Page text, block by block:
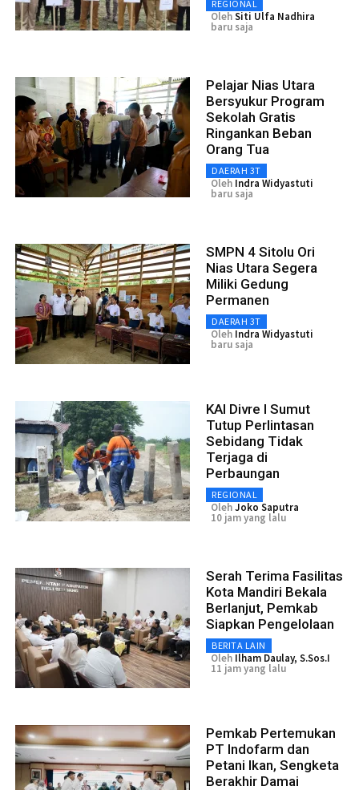
REGIONAL
OlehSiti Ulfa Nadhira
baru saja
Pelajar Nias Utara
Bersyukur Program
Sekolah Gratis
Ringankan Beban
Orang Tua
DAERAH 3T
Oleh Indra Widyastuti
baru saja
SMPN 4 Sitolu Ori
Nias Utara Segera
Miliki Gedung
Permanen
DAERAH 3T
Oleh Indra Widyastuti
baru saja
KAI Divre I Sumut
Tutup Perlintasan
Sebidang Tidak
Terjaga di
Perbaungan
REGIONAL
OlehJoko Saputra
10 jam yang lalu
Serah Terima Fasilitas
Kota Mandiri Bekala
Berlanjut, Pemkab
Siapkan Pengelolaan
BERITA LAIN
Oleh Ilham Daulay, S.Sos.I
11 jam yang lalu
Pemkab Pertemukan
PT Indofarm dan
Petani Ikan, Sengketa
Berakhir Damai